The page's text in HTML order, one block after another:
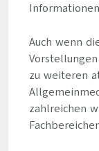
Auch wenn
zu weiteren
zahlreichen